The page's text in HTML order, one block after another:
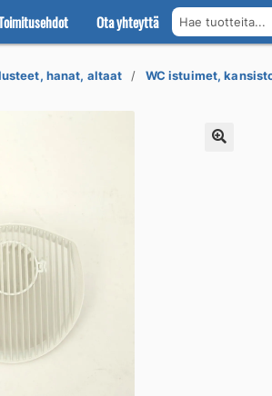
Ota yhteyttä Hae tuotteita...
hanat, altaat WC istuimet,